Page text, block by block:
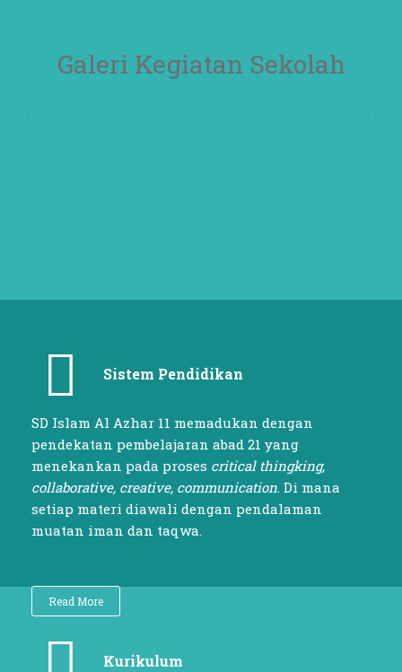
Galeri Kegiatan Sekolah
Sistem Pendidikan
SD Islam Al Azhar 11 memadukan dengan
pendekatan pembelajaran abad 21 yang
menekankan pada proses critical thingking,
collaborative, creative, communication. Di mana
setiap materi diawali dengan pendalaman
muatan iman dan taqwa.
Read More
Kurikulum